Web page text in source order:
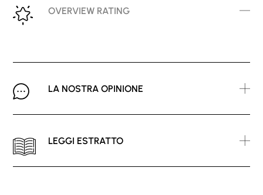
OVERVIEW RATING
LA NOSTRA OPINIONE
LEGGI ESTRATTO